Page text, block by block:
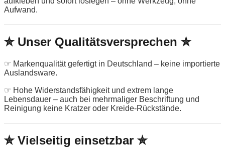
Aufwand.
✮ Unser Qualitätsversprechen ✮
☞ Markenqualität gefertigt in Deutschland – keine importierte
Auslandsware.
☞ Hohe Widerstandsfähigkeit und extrem lange
Lebensdauer – auch bei mehrmaliger Beschriftung und
Reinigung keine Kratzer oder Kreide-Rückstände.
✮ Vielseitig einsetzbar ✮